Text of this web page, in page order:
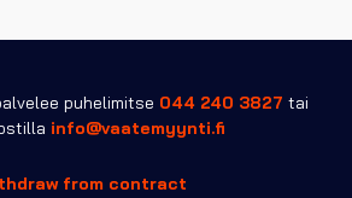
puhelimitse 044 240 3827 tai
info@vaatemyynti.fi
from contract